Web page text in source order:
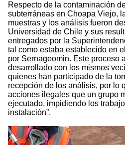
Respecto de la contaminación
subterráneas en Choapa Viejo,
muestras y los análisis fueron
Universidad de Chile y sus
entregados por la
tal como estaba establecido en
por Sernageomin. Este proceso
desarrollado con los mismos
quienes han participado de la
recepción de los análisis, por lo
acciones ilegales que un grupo
ejecutado, impidiendo los
instalación”.